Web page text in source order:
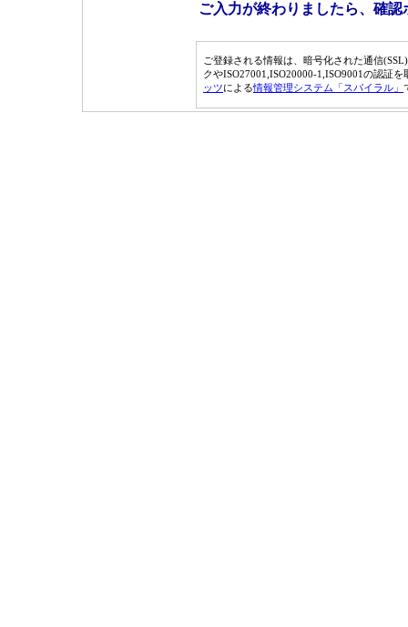
成されます。
（3） 本サービスの内容は
ますが、本サービス内容
害が発生した場合であって
ご入力が終わりましたら、確
ご登録される情報は、暗号化された通信
クやISO27001,ISO20000-1,ISO9001の認証
ッツによる情報管理システム「スパイラル」